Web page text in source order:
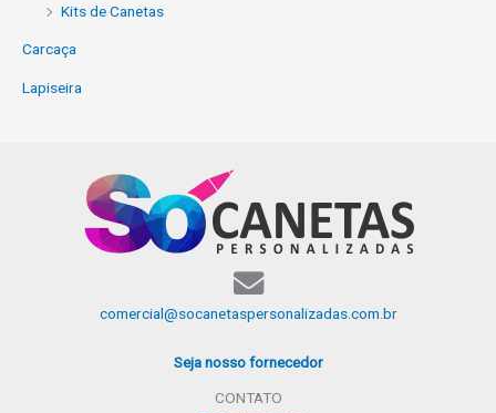
Kits de Canetas
Carcaça
Lapiseira
comercial@socanetaspersonalizadas.com.br
Seja nosso fornecedor
CONTATO